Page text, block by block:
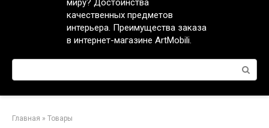
миру? Достоинства
качественных предметов
интерьера. Преимущества заказа
в интернет-магазине ArtMobili.
Поиск:
Главная » Товары